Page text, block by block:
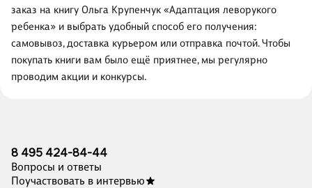
заказ на книгу Ольга Крупенчук «Адаптация леворукого
ребенка» и выбрать удобный способ его получения:
самовывоз, доставка курьером или отправка почтой. Чтобы
покупать книги вам было ещё приятнее, мы регулярно
проводим акции и конкурсы.
8 495 424-84-44
Вопросы и ответы
Поучаствовать в интервью